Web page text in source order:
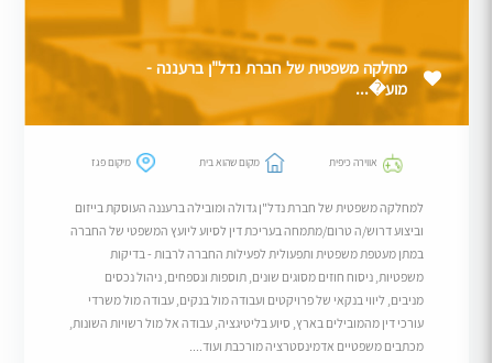
מחלקה משפטית של חברת נדל"ן ברעננה -
מוע�...
אווירה כיפית מקום שהוא בית מיקום פגז
למחלקה משפטית של חברת נדל"ן גדולה ומובילה ברעננה העוסקת בייזום
וביצוע דרוש/ה טרום/מתמחה בעריכת דין לסיוע ליועץ המשפטי של החברה
במתן מעטפת משפטית ותפעולית לפעילות החברה לרבות - בדיקות
משפטיות, ניסוח חוזים מסוגים שונים, תוספות ונספחים, ניהול נכסים
מניבים, ליווי בנקאי של פרויקטים ועבודה מול בנקים, עבודה מול משרדי
עורכי דין מהמובילים בארץ, סיוע בליטיגציה, עבודה אל מול רשויות השונות,
מכתבים משפטיים אדמינסטרציה מורכבת ועוד....